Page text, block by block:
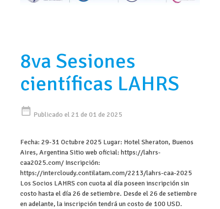
8va Sesiones
científicas LAHRS
date_range Publicado el 21 de 01 de 2025
Fecha: 29-31 Octubre 2025 Lugar: Hotel Sheraton, Buenos
Aires, Argentina Sitio web oficial: https://lahrs-
caa2025.com/ Inscripción:
https://intercloudy.contilatam.com/2213/lahrs-caa-2025
Los Socios LAHRS con cuota al día poseen inscripción sin
costo hasta el día 26 de setiembre. Desde el 26 de setiembre
en adelante, la inscripción tendrá un costo de 100 USD.